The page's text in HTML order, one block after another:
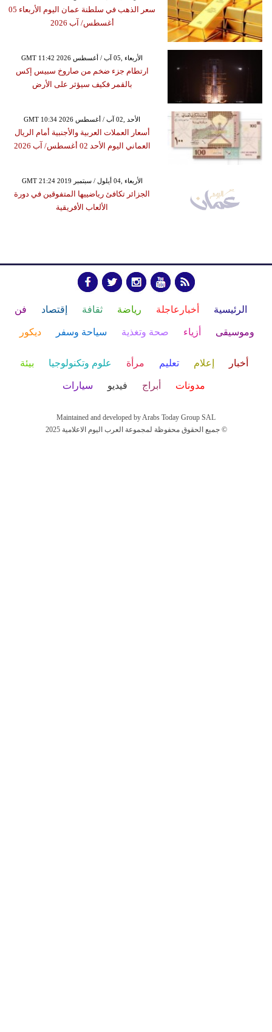
سعر الذهب في سلطنة عمان اليوم الأربعاء 05
أغسطس/ آب 2026
GMT 11:42 2026 الأربعاء ,05 آب / أغسطس
ارتطام جزء ضخم من صاروخ سبيس إكس
بالقمر فكيف سيؤثر على الأرض
GMT 10:34 2026 الأحد ,02 آب / أغسطس
أسعار العملات العربية والأجنبية أمام الريال
العماني اليوم الأحد 02 أغسطس/ آب 2026
GMT 21:24 2019 الأربعاء ,04 أيلول / سبتمبر
الجزائر تكافئ رياضييها المتفوقين في دورة
الألعاب الأفريقية
الرئيسية أخبارعاجلة رياضة ثقافة إقتصاد فن
وموسيقى أزياء صحة وتغذية سياحة وسفر ديكور
أخبار إعلام تعليم مرأة علوم وتكنولوجيا بيئة
مدونات أبراج فيديو سيارات
Maintained and developed by Arabs Today Group SAL
جميع الحقوق محفوظة لمجموعة العرب اليوم الاعلامية 2025 ©